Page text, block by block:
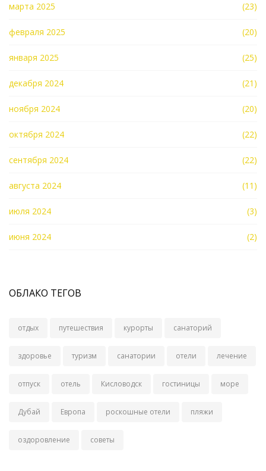
марта 2025 (23)
февраля 2025 (20)
января 2025 (25)
декабря 2024 (21)
ноября 2024 (20)
октября 2024 (22)
сентября 2024 (22)
августа 2024 (11)
июля 2024 (3)
июня 2024 (2)
ОБЛАКО ТЕГОВ
отдых путешествия курорты санаторий
здоровье туризм санатории отели лечение
отпуск отель Кисловодск гостиницы море
Дубай Европа роскошные отели пляжи
оздоровление советы